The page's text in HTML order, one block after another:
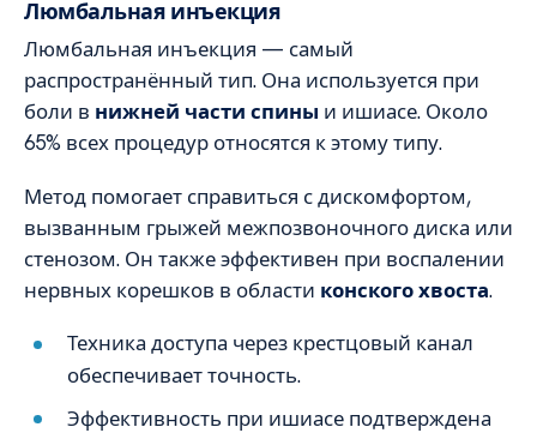
Люмбальная инъекция
Люмбальная инъекция — самый
распространённый тип. Она используется при
боли в нижней части спины и ишиасе. Около
65% всех процедур относятся к этому типу.
Метод помогает справиться с дискомфортом,
вызванным грыжей межпозвоночного диска или
стенозом. Он также эффективен при воспалении
нервных корешков в области конского хвоста.
Техника доступа через крестцовый канал
обеспечивает точность.
Эффективность при ишиасе подтверждена